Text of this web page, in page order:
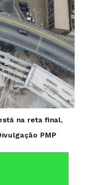
na reta final,
PMP